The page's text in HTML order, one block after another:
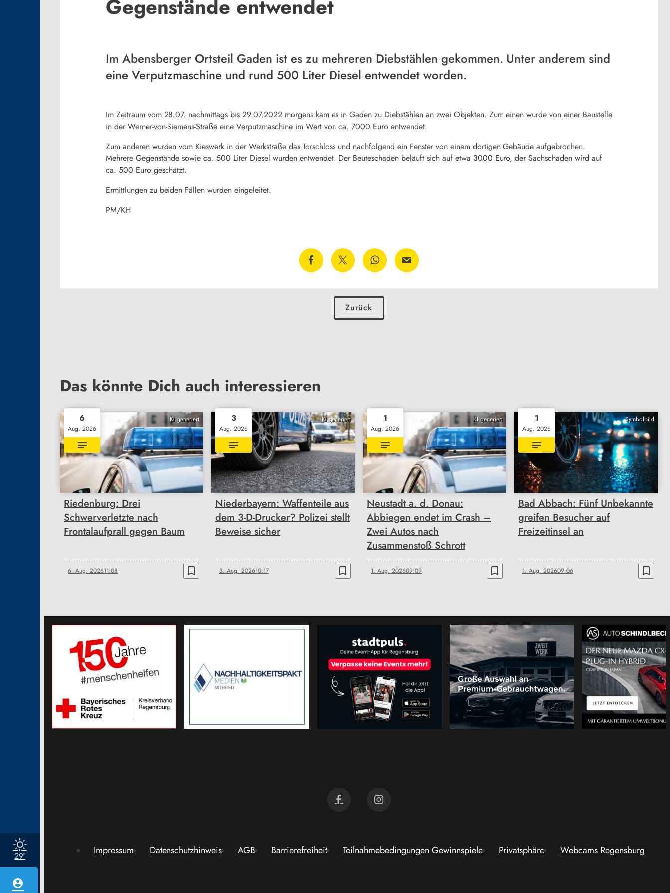
account_circle
29°
Gegenstände entwendet
Im Abensberger Ortsteil Gaden ist es zu mehreren Diebstählen gekommen. Unter anderem sind
eine Verputzmaschine und rund 500 Liter Diesel entwendet worden.
Im Zeitraum vom 28.07. nachmittags bis 29.07.2022 morgens kam es in Gaden zu Diebstählen an zwei Objekten. Zum einen wurde von einer Baustelle
in der Werner-von-Siemens-Straße eine Verputzmaschine im Wert von ca. 7000 Euro entwendet.
Zum anderen wurden vom Kieswerk in der Werkstraße das Torschloss und nachfolgend ein Fenster von einem dortigen Gebäude aufgebrochen.
Mehrere Gegenstände sowie ca. 500 Liter Diesel wurden entwendet. Der Beuteschaden beläuft sich auf etwa 3000 Euro, der Sachschaden wird auf
ca. 500 Euro geschätzt.
Ermittlungen zu beiden Fällen wurden eingeleitet.
PM/KH
Zurück
Das könnte Dich auch interessieren
KI generiert
6
Aug. 2026
Riedenburg: Drei
Schwerverletzte nach
Frontalaufprall gegen Baum
6. Aug. 202611:08 bookmark_border
KI generiert
3
Aug. 2026
Niederbayern: Waffenteile aus
dem 3-D-Drucker? Polizei stellt
Beweise sicher
3. Aug. 202610:17 bookmark_border
KI generiert
1
Aug. 2026
Neustadt a. d. Donau:
Abbiegen endet im Crash –
Zwei Autos nach
Zusammenstoß Schrott
1. Aug. 202609:09 bookmark_border
Symbolbild
1
Aug. 2026
Bad Abbach: Fünf Unbekannte
greifen Besucher auf
Freizeitinsel an
1. Aug. 202609:06 bookmark_border
Impressum Datenschutzhinweis AGB Barrierefreiheit Teilnahmebedingungen Gewinnspiele Privatsphäre Webcams Regensburg